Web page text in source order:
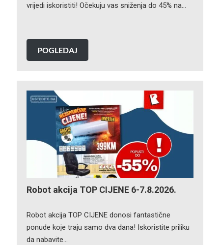
vrijedi iskoristiti! Očekuju vas sniženja do 45% na…
POGLEDAJ
Robot akcija TOP CIJENE 6-7.8.2026.
Robot akcija TOP CIJENE donosi fantastične
ponude koje traju samo dva dana! Iskoristite priliku
da nabavite…